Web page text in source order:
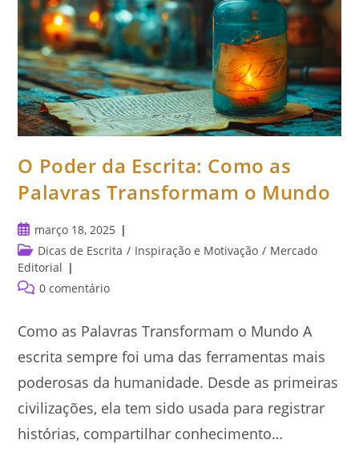
O Poder da Escrita: Como as
Palavras Transformam o Mundo
Post
publicado:
março 18, 2025
Categoria
do
post:
Dicas de Escrita / Inspiração e Motivação / Mercado
Editorial
Comentários
0 comentário
Como as Palavras Transformam o Mundo A
escrita sempre foi uma das ferramentas mais
poderosas da humanidade. Desde as primeiras
civilizações, ela tem sido usada para registrar
histórias, compartilhar conhecimento…